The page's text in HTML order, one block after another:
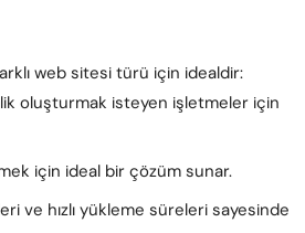
web sitesi türü için idealdir:
oluşturmak isteyen işletmeler için
için ideal bir çözüm sunar.
ve hızlı yükleme süreleri sayesinde